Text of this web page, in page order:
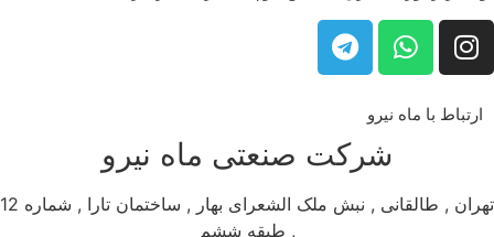
ارتباط با ماه نیرو
شرکت صنعتی ماه نیرو
تهران , طالقانی , نبش ملک الشعرای بهار , ساختمان تارا , شماره 12
, طبقه ششم